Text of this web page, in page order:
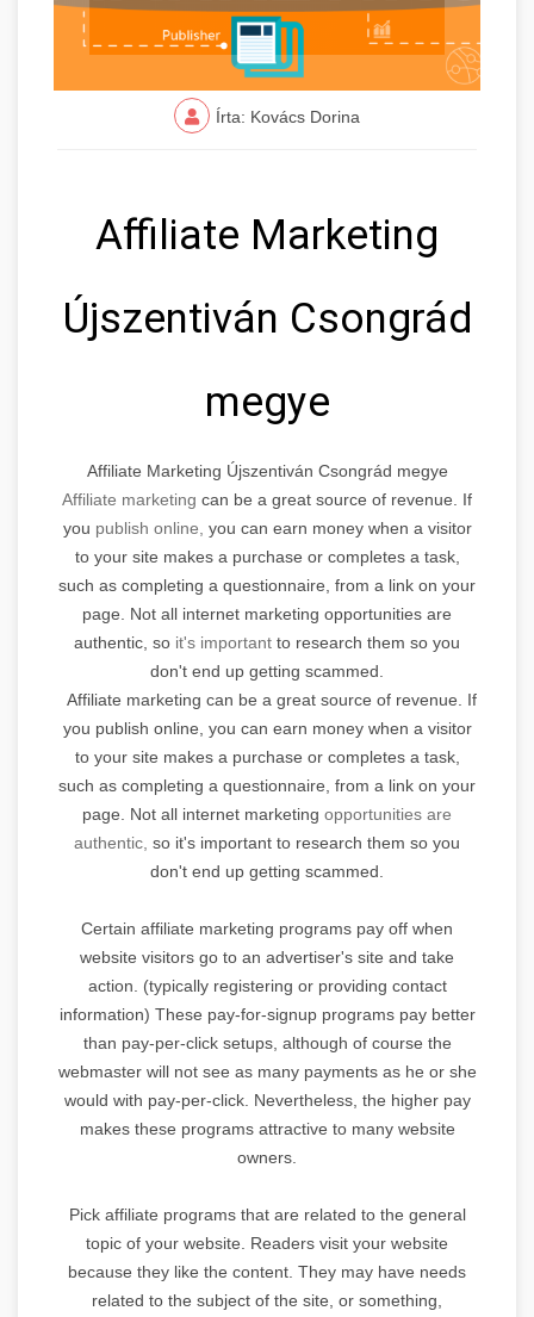
Írta: Kovács Dorina
Affiliate Marketing
Újszentiván Csongrád
megye
Affiliate Marketing Újszentiván Csongrád megye
Affiliate marketing can be a great source of revenue. If
you publish online, you can earn money when a visitor
to your site makes a purchase or completes a task,
such as completing a questionnaire, from a link on your
page. Not all internet marketing opportunities are
authentic, so it's important to research them so you
don't end up getting scammed.
Affiliate marketing can be a great source of revenue. If
you publish online, you can earn money when a visitor
to your site makes a purchase or completes a task,
such as completing a questionnaire, from a link on your
page. Not all internet marketing opportunities are
authentic, so it's important to research them so you
don't end up getting scammed.
Certain affiliate marketing programs pay off when
website visitors go to an advertiser's site and take
action. (typically registering or providing contact
information) These pay-for-signup programs pay better
than pay-per-click setups, although of course the
webmaster will not see as many payments as he or she
would with pay-per-click. Nevertheless, the higher pay
makes these programs attractive to many website
owners.
Pick affiliate programs that are related to the general
topic of your website. Readers visit your website
because they like the content. They may have needs
related to the subject of the site, or something,